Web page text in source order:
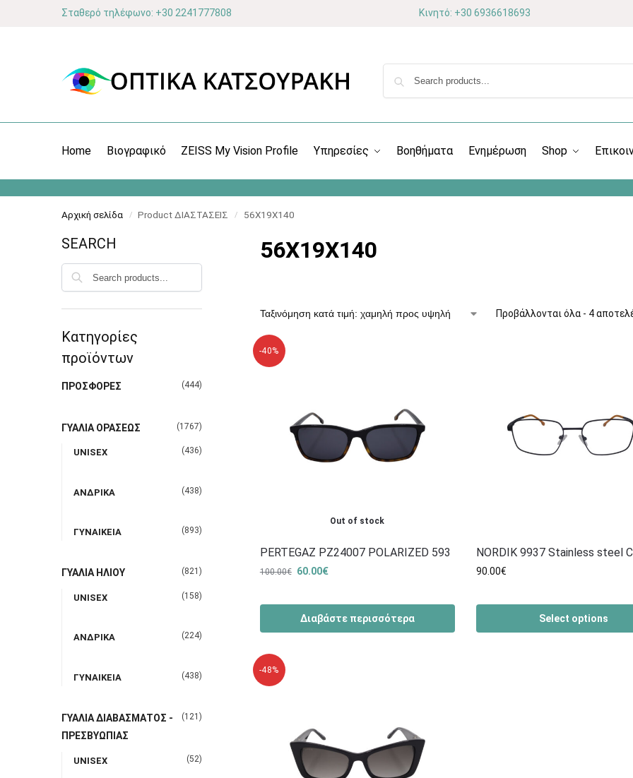
Σταθερό τηλέφωνο: +30 2241777808 Κινητό: +30 6936618693
Home Βιογραφικό ZEISS My Vision Profile Υπηρεσίες Βοηθήματα Ενημέρωση Shop
Αρχική σελίδα / Product ΔΙΑΣΤΑΣΕΙΣ / 56X19X140
56X19X140
Προβάλλονται όλα - 4
-40%
Out of stock
PERTEGAZ PZ24007 POLARIZED 593
100.00€ 60.00€
Διαβάστε περισσότερα
NORDIK 9937 Stainless steel
90.00€
Select options
-48%
SEARCH
Κατηγορίες
προϊόντων
ΠΡΟΣΦΟΡΕΣ (444)
ΓΥΑΛΙΑ ΟΡΑΣΕΩΣ (1767)
UNISEX (436)
ΑΝΔΡΙΚΑ (438)
ΓΥΝΑΙΚΕΙΑ (893)
ΓΥΑΛΙΑ ΗΛΙΟΥ (821)
UNISEX (158)
ΑΝΔΡΙΚΑ (224)
ΓΥΝΑΙΚΕΙΑ (438)
ΓΥΑΛΙΑ ΔΙΑΒΑΣΜΑΤΟΣ -
ΠΡΕΣΒΥΩΠΙΑΣ
(121)
UNISEX (52)